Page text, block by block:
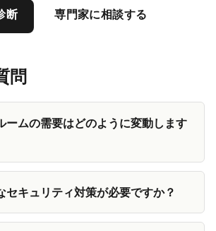
断
専門家に相談する
問
ームの需要はどのように変動します
セキュリティ対策が必要ですか？